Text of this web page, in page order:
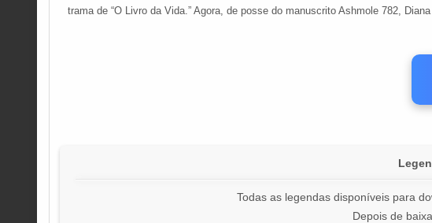
trama de “O Livro da Vida.” Agora, de posse do manuscrito Ashmole 782,
Todas as legendas disponíveis para
Depois de